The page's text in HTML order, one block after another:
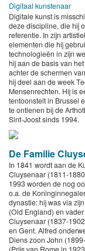
Digitaal kunstenaar
Digitale kunst is
deze discipline, die hij
referentie. In zijn
elementen die hij
technologieën in zijn
hij aan de basis van
achter de schermen
hij deel aan de week
Mensenrechten. Hij is
tentoonstelt in Brussel
te ontlenen bij de
Sint-Joost sinds 1994.
De Familie
In 1841 wordt aan de
Cluysenaar (1811-
1993 worden de nog
o.a. de
dynastie: hij was via
(Old England) en
Cluysenaar (1837-
en Gent. Alfred
Diens zoon John
(Prijs van Rome in